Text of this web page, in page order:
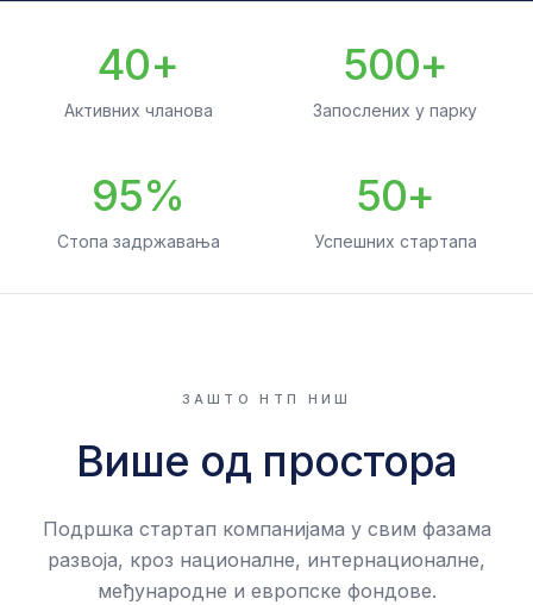
40+
Активних чланова
500+
Запослених у парку
95%
Стопа задржавања
50+
Успешних стартапа
ЗАШТО НТП НИШ
Више од простора
Подршка стартап компанијама у свим фазама
развоја, кроз националне, интернационалне,
међународне и европске фондове.